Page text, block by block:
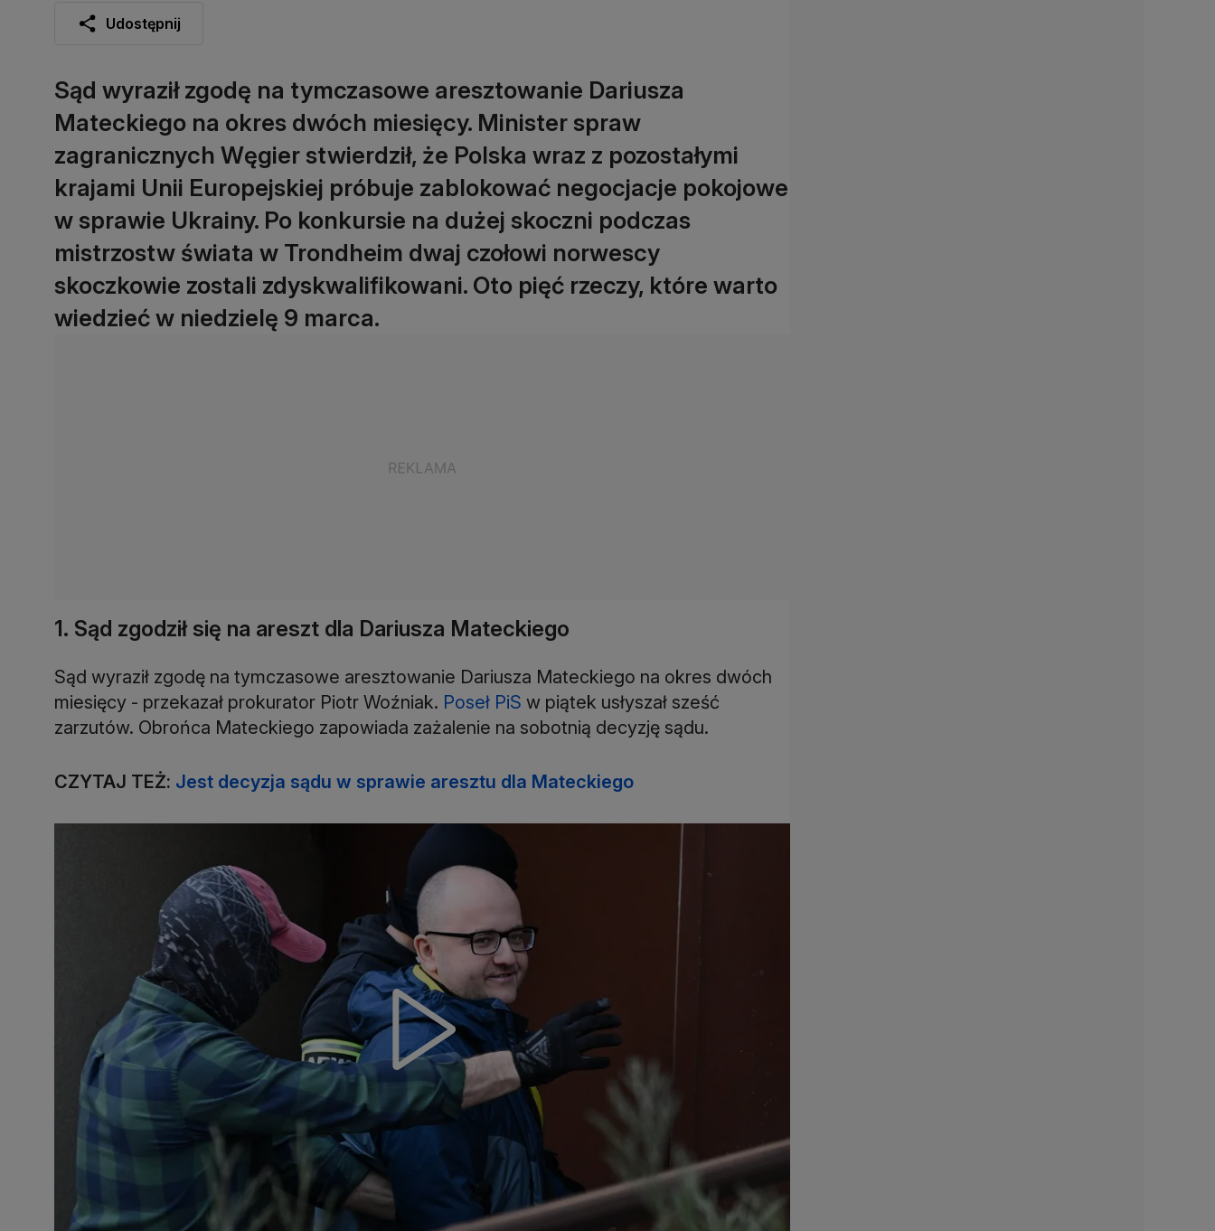
Udostępnij
Sąd wyraził zgodę na tymczasowe aresztowanie Dariusza
Mateckiego na okres dwóch miesięcy. Minister spraw
zagranicznych Węgier stwierdził, że Polska wraz z pozostałymi
krajami Unii Europejskiej próbuje zablokować negocjacje pokojowe
w sprawie Ukrainy. Po konkursie na dużej skoczni podczas
mistrzostw świata w Trondheim dwaj czołowi norwescy
skoczkowie zostali zdyskwalifikowani. Oto pięć rzeczy, które warto
wiedzieć w niedzielę 9 marca.
1. Sąd zgodził się na areszt dla Dariusza Mateckiego
Sąd wyraził zgodę na tymczasowe aresztowanie Dariusza Mateckiego na okres dwóch
miesięcy - przekazał prokurator Piotr Woźniak. Poseł PiS w piątek usłyszał sześć
zarzutów. Obrońca Mateckiego zapowiada zażalenie na sobotnią decyzję sądu.
CZYTAJ TEŻ: Jest decyzja sądu w sprawie aresztu dla Mateckiego